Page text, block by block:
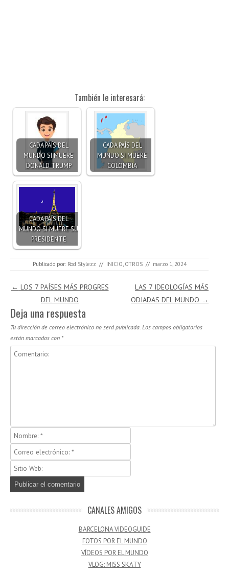
También le interesará:
CADA PAÍS DEL
MUNDO SI MUERE
DONALD TRUMP
CADA PAÍS DEL
MUNDO SI MUERE
COLOMBIA
CADA PAÍS DEL
MUNDO SI MUERE SU
PRESIDENTE
Publicado por: Rod Stylezz // INICIO OTROS // marzo 1, 2024
Navegación de entradas
← LOS 7 PAÍSES MÁS PROGRES
DEL MUNDO
LAS 7 IDEOLOGÍAS MÁS
ODIADAS DEL MUNDO →
Deja una respuesta
Tu dirección de correo electrónico no será publicada. Los campos obligatorios
están marcados con *
CANALES AMIGOS
BARCELONA VIDEOGUIDE
FOTOS POR EL MUNDO
VÍDEOS POR EL MUNDO
VLOG: MISS SKATY